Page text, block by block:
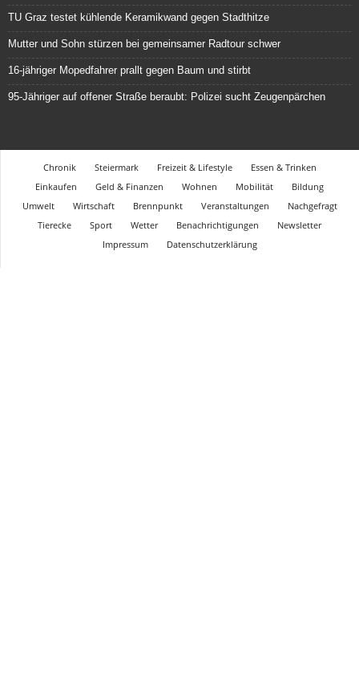
TU Graz testet kühlende Keramikwand gegen Stadthitze
Mutter und Sohn stürzen bei gemeinsamer Radtour schwer
16-jähriger Mopedfahrer prallt gegen Baum und stirbt
95-Jähriger auf offener Straße beraubt: Polizei sucht Zeugenpärchen
Chronik Steiermark Freizeit & Lifestyle
Essen & Trinken
Einkaufen
Geld & Finanzen Wohnen Mobilität
Bildung
Umwelt
Wirtschaft Brennpunkt Veranstaltungen
Nachgefragt
Tierecke
Sport Wetter Benachrichtigungen
Newsletter
Impressum
Datenschutzerklärung